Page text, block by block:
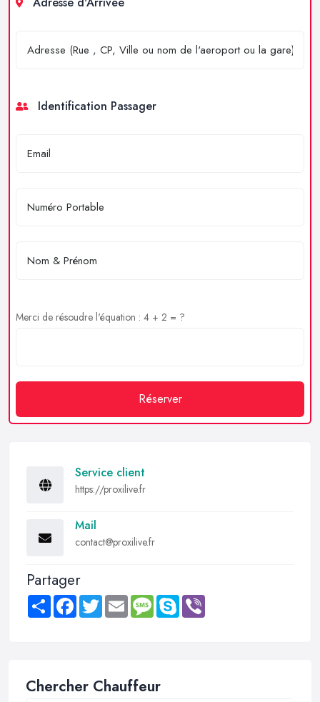
Identification Passager
Merci de résoudre l'équation : 4 + 2 = ?
Réserver
Service client
https://proxilive.fr
Mail
contact@proxilive.fr
Partager
Share FacebookTwitter Email MessageSkype
Chercher Chauffeur